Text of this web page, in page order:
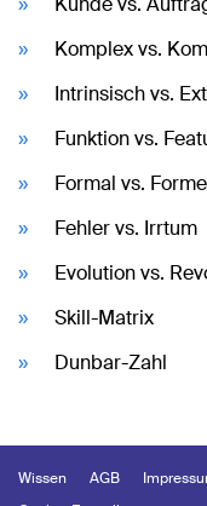
Komplex vs.
Intrinsisch vs.
Funktion vs.
Formal vs.
Fehler vs. Irrtum
Evolution vs.
Skill-Matrix
Dunbar-Zahl
Wissen AGB